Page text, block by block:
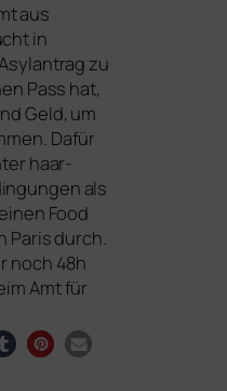
aus
in
zu
Pass hat,
Geld, um
Dafür
haar­
als
Food
Paris durch.
noch 48h
Amt für